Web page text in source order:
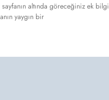
altında göreceğiniz ek bilgi
yaygın bir